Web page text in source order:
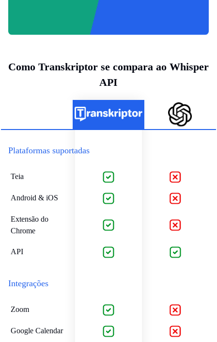
Como Transkriptor se compara ao Whisper
API
Plataformas suportadas
Teia
Android & iOS
Extensão do
Chrome
API
Integrações
Zoom
Google Calendar